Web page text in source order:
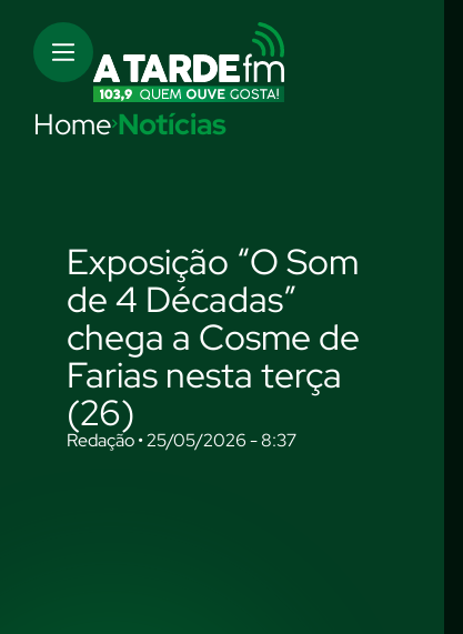
Home Notícias
Exposição “O Som
de 4 Décadas”
chega a Cosme de
Farias nesta terça
(26)
Redação • 25/05/2026 - 8:37